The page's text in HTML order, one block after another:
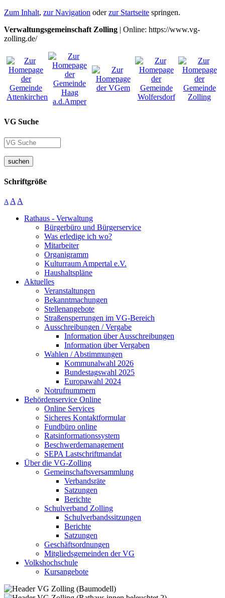
Zum Inhalt, zur Navigation oderzur Startseite springen.
Verwaltungsgemeinschaft Zolling | Online: https://www.vg-
zolling.de/
VG Suche
suchen
Schriftgröße
A A A
Rathaus - Verwaltung
Bürgerbüro und Bürgerservice
Was erledige ich wo?
Mitarbeiter
Organigramm
Kulturraum Ampertal e.V.
Haushaltspläne
Aktuelles
Veranstaltungen
Bekanntmachungen
Stellenangebote
Straßensperrungen im VG-Bereich
Ausschreibungen / Vergabe
Information über Ausschreibungen
Information über Vergaben
Wahlen / Abstimmungen
Kommunalwahl 2026
Bundestagswahl 2025
Europawahl 2024
Notrufnummern
Behördenservice Online
Online Services
Sicheres Kontaktformular
Fundbüro online
Ratsinformationssystem
Beschwerdemanagement
SEPA Lastschriftmandat
Über die VG-Zolling
Gemeinschaftsversammlung
Verbandsräte
Satzungen
Berichte
Schulverband Zolling
Schulverbandssitzungen
Berichte
Satzungen
Geschäftsordnungen
Mitgliedsgemeinden der VG
Volkshochschule
Kursangebote